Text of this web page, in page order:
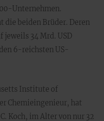
Unternehmen.
die beiden Brüder. Deren
jeweils 34 Mrd. USD
6-reichsten US-
Institute of
Chemieingenieur, hat
Koch, im Alter von nur 32